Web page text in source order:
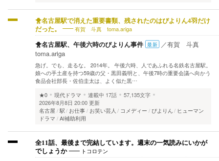
🐥名古屋駅で消えた重要書類、残されたのはぴよりん4羽だけ
だった。
有賀 斗真 toma.ariga
🐥名古屋駅、午後六時のぴよりん事件 最新 ／有賀 斗真
toma.ariga
急げ。でも、走るな。 2014年。 午後六時、人であふれる名鉄名古屋駅。
娘への手土産を持つ59歳の父・黒田義明と、午後7時の重要会議へ向かう
食品会社部長・佐伯圭太は、よく似た黒…
★0
現代ドラマ 連載中 17話
57,135文字
2026年8月8日 20:00 更新
名古屋
駅 お仕事 お笑い芸人 コメディー ぴよりん
ヒューマン
ドラマ
AI補助利用
全11話、最後まで完結しています。週末の一気読みにいかが
でしょうか
トコロテン